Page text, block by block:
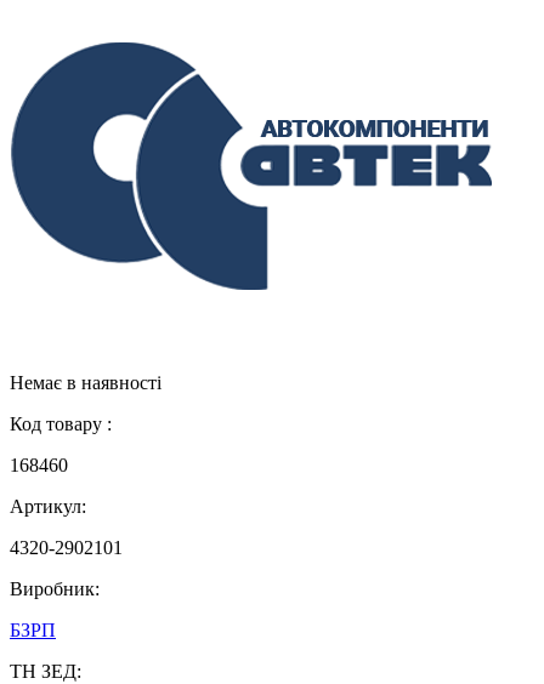
Немає в наявності
Код товару :
168460
Артикул:
4320-2902101
Виробник:
БЗРП
ТН ЗЕД: